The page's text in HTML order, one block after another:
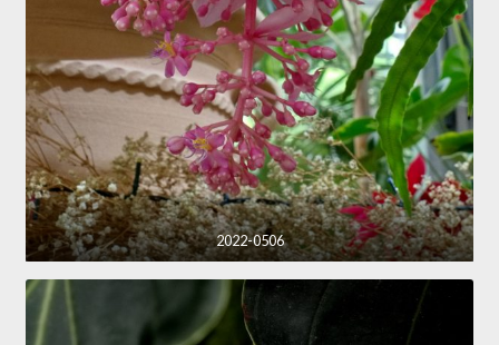
2022-0506